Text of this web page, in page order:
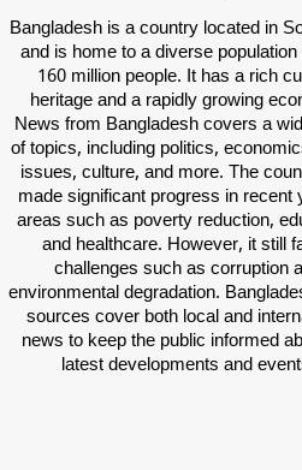
Bangladesh is a country located in
and is home to a diverse
160 million people. It has a rich
heritage and a rapidly growing
News from Bangladesh covers a
of topics, including politics,
issues, culture, and more. The
made significant progress in recent
areas such as poverty reduction,
and healthcare. However, it still
challenges such as corruption
environmental degradation.
sources cover both local and
news to keep the public informed
latest developments and